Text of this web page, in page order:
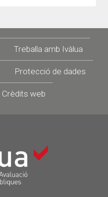
Treballa amb Ivàlua
Protecció de dades
Crèdits web